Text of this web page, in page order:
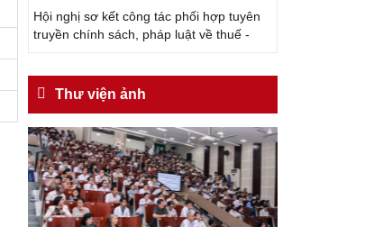
Hội nghị sơ kết công tác phối hợp tuyên
truyền chính sách, pháp luật về thuế -
Thư viện ảnh